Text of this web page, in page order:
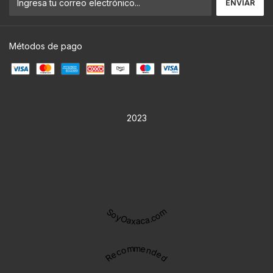
Métodos de pago
2023
SoyOaxaca.com
Recommended